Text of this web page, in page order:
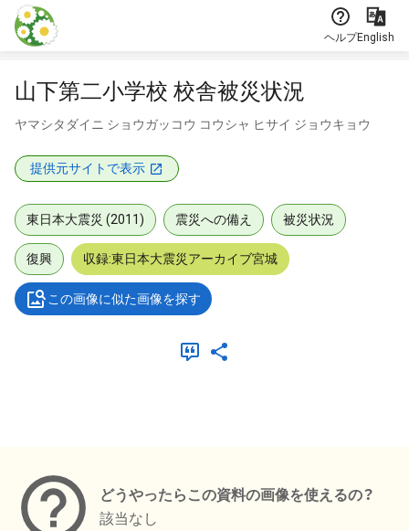
本文に飛ぶ
ヘルプEnglish
山下第二小学校 校舎被災状況
ヤマシタダイニ ショウガッコウ コウシャ ヒサイ ジョウキョウ
提供元サイトで表示
東日本大震災 (2011) 震災への備え 被災状況
復興 収録:東日本大震災アーカイブ宮城
この画像に似た画像を探す
どうやったらこの資料の画像を使えるの？
該当なし